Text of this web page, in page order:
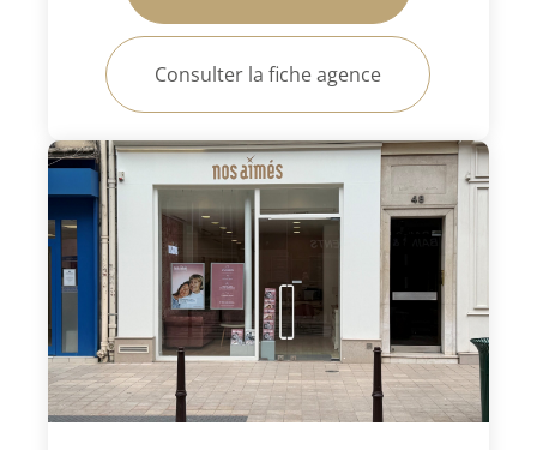
Consulter la fiche agence